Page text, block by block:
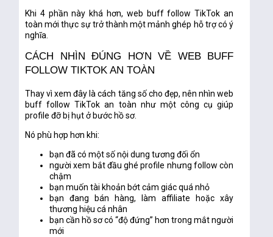
Khi 4 phần này khá hơn, web buff follow TikTok an
toàn mới thực sự trở thành một mảnh ghép hỗ trợ có ý
nghĩa.
CÁCH NHÌN ĐÚNG HƠN VỀ WEB BUFF
FOLLOW TIKTOK AN TOÀN
Thay vì xem đây là cách tăng số cho đẹp, nên nhìnweb
buff follow TikTok an toàn như một công cụ giúp
profileđỡ bị hụt ở bước hồ sơ.
Nó phù hợp hơn khi:
bạn đã có một số nội dung tương đối ổn
người xem bắt đầu ghé profile nhưng follow còn
chậm
bạn muốn tài khoản bớt cảm giác quá nhỏ
bạn đang bán hàng, làm affiliate hoặc xây
thương hiệu cá nhân
bạn cần hồ sơ có “độ đứng” hơn trong mắt người
mới